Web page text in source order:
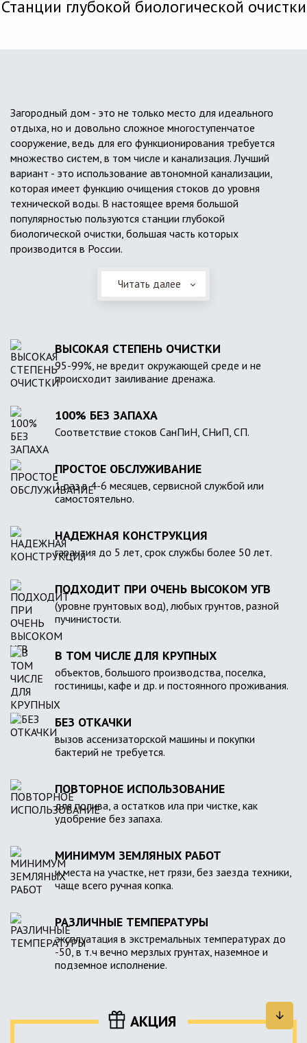
Станции глубокой биологической очистки
Загородный дом - это не только место для идеального
отдыха, но и довольно сложное многоступенчатое
сооружение, ведь для его функционирования требуется
множество систем, в том числе и канализация. Лучший
вариант - это использование автономной канализации,
которая имеет функцию очищения стоков до уровня
технической воды. В настоящее время большой
популярностью пользуются станции глубокой
биологической очистки, большая часть которых
производится в России.
Читать далее
ВЫСОКАЯ СТЕПЕНЬ ОЧИСТКИ
95-99%, не вредит окружающей среде и не
происходит заиливание дренажа.
100% БЕЗ ЗАПАХА
Соответствие стоков СанПиН, СНиП, СП.
ПРОСТОЕ ОБСЛУЖИВАНИЕ
1 раз в 4-6 месяцев, сервисной службой или
самостоятельно.
НАДЕЖНАЯ КОНСТРУКЦИЯ
гарантия до 5 лет, срок службы более 50 лет.
ПОДХОДИТ ПРИ ОЧЕНЬ ВЫСОКОМ УГВ
(уровне грунтовых вод), любых грунтов, разной
пучинистости.
В ТОМ ЧИСЛЕ ДЛЯ КРУПНЫХ
объектов, большого производства, поселка,
гостиницы, кафе и др. и постоянного проживания.
БЕЗ ОТКАЧКИ
вызов ассенизаторской машины и покупки
бактерий не требуется.
ПОВТОРНОЕ ИСПОЛЬЗОВАНИЕ
для полива, а остатков ила при чистке, как
удобрение без запаха.
МИНИМУМ ЗЕМЛЯНЫХ РАБОТ
и места на участке, нет грязи, без заезда техники,
чаще всего ручная копка.
РАЗЛИЧНЫЕ ТЕМПЕРАТУРЫ
эксплуатация в экстремальных температурах до
-50, в т.ч вечно мерзлых грунтах, наземное и
подземное исполнение.
АКЦИЯ